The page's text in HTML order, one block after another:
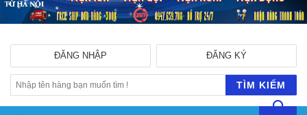
ĐĂNG KÝ
ĐĂNG NHẬP
TÌM KIẾM